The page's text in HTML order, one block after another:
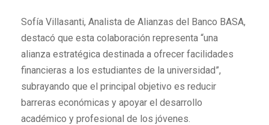
Sofía Villasanti, Analista de Alianzas del Banco BASA,
destacó que esta colaboración representa “una
alianza estratégica destinada a ofrecer facilidades
financieras a los estudiantes de la universidad”,
subrayando que el principal objetivo es reducir
barreras económicas y apoyar el desarrollo
académico y profesional de los jóvenes.